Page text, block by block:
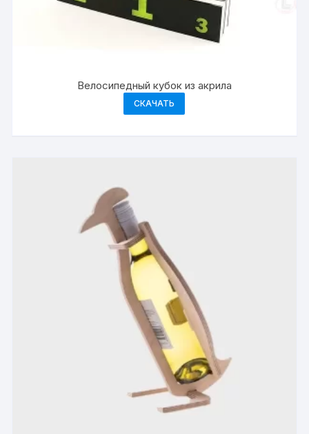
Велосипедный кубок из акрила
СКАЧАТЬ